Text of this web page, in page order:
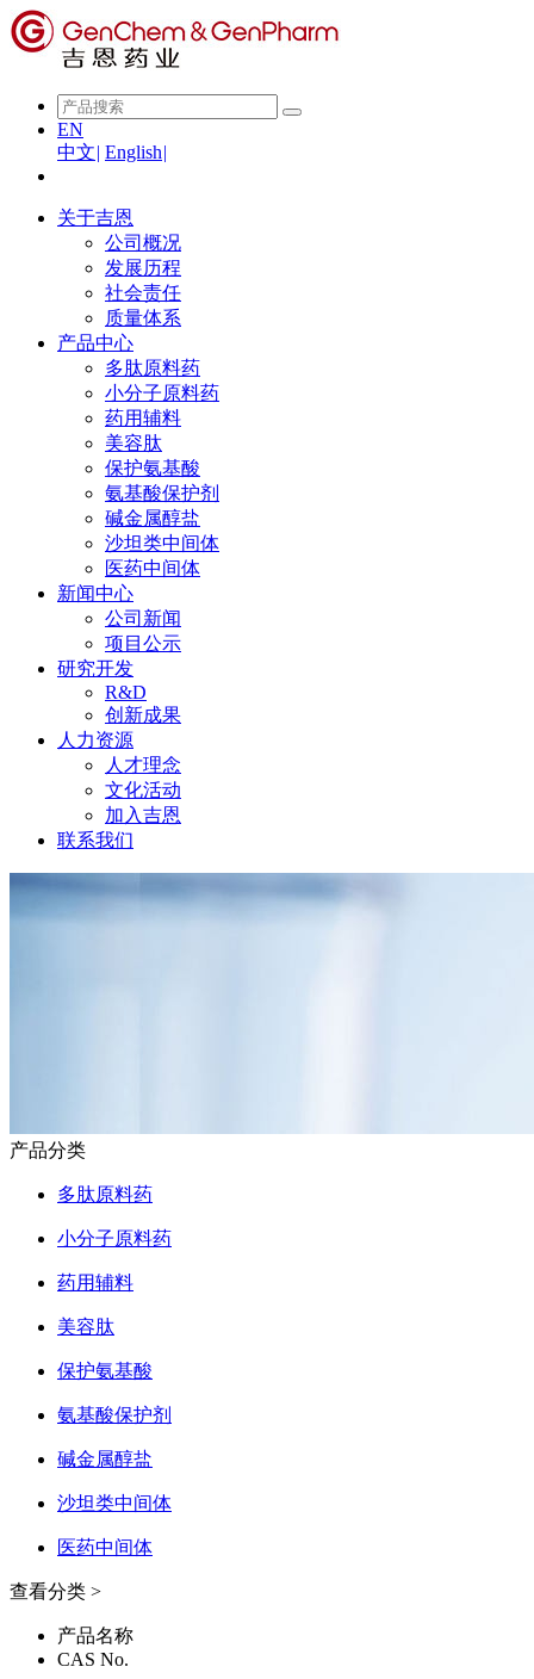
EN
中文| English|
关于吉恩
公司概况
发展历程
社会责任
质量体系
产品中心
多肽原料药
小分子原料药
药用辅料
美容肽
保护氨基酸
氨基酸保护剂
碱金属醇盐
沙坦类中间体
医药中间体
新闻中心
公司新闻
项目公示
研究开发
R&D
创新成果
人力资源
人才理念
文化活动
加入吉恩
联系我们
产品分类
多肽原料药
小分子原料药
药用辅料
美容肽
保护氨基酸
氨基酸保护剂
碱金属醇盐
沙坦类中间体
医药中间体
查看分类 >
产品名称
CAS No.